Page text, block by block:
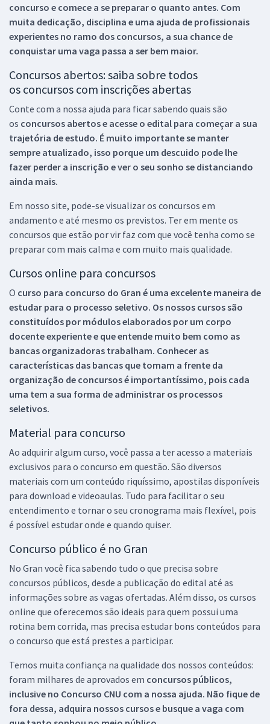
concurso e comece a se preparar o quanto antes. Com
muita dedicação, disciplina e uma ajuda de profissionais
experientes no ramo dos concursos, a sua chance de
conquistar uma vaga passa a ser bem maior.
Concursos abertos: saiba sobre todos
os concursos com inscrições abertas
Conte com a nossa ajuda para ficar sabendo quais são
os concursos abertos e acesse o edital para começar a sua
trajetória de estudo. É muito importante se manter
sempre atualizado, isso porque um descuido pode lhe
fazer perder a inscrição e ver o seu sonho se distanciando
ainda mais.
Em nosso site, pode-se visualizar os concursos em
andamento e até mesmo os previstos. Ter em mente os
concursos que estão por vir faz com que você tenha como se
preparar com mais calma e com muito mais qualidade.
Cursos online para concursos
O curso para concurso do Gran é uma excelente maneira de
estudar para o processo seletivo. Os nossos cursos são
constituídos por módulos elaborados por um corpo
docente experiente e que entende muito bem como as
bancas organizadoras trabalham. Conhecer as
características das bancas que tomam a frente da
organização de concursos é importantíssimo, pois cada
uma tem a sua forma de administrar os processos
seletivos.
Material para concurso
Ao adquirir algum curso, você passa a ter acesso a materiais
exclusivos para o concurso em questão. São diversos
materiais com um conteúdo riquíssimo, apostilas disponíveis
para download e videoaulas. Tudo para facilitar o seu
entendimento e tornar o seu cronograma mais flexível, pois
é possível estudar onde e quando quiser.
Concurso público é no Gran
No Gran você fica sabendo tudo o que precisa sobre
concursos públicos, desde a publicação do edital até as
informações sobre as vagas ofertadas. Além disso, os cursos
online que oferecemos são ideais para quem possui uma
rotina bem corrida, mas precisa estudar bons conteúdos para
o concurso que está prestes a participar.
Temos muita confiança na qualidade dos nossos conteúdos:
foram milhares de aprovados em concursos públicos,
inclusive no Concurso CNU com a nossa ajuda. Não fique de
fora dessa, adquira nossos cursos e busque a vaga com